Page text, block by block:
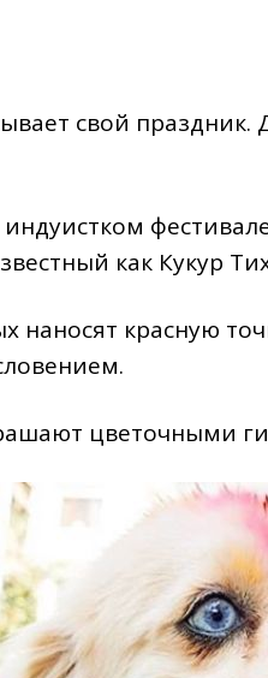
свой праздник.
как Кукур
наносят красную
цветочными